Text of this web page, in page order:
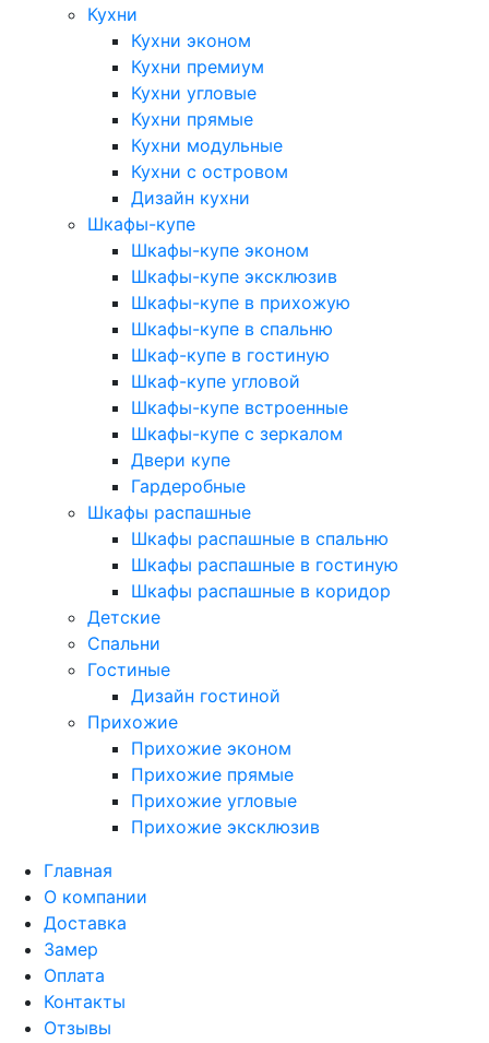
Кухни
Кухни эконом
Кухни премиум
Кухни угловые
Кухни прямые
Кухни модульные
Кухни с островом
Дизайн кухни
Шкафы-купе
Шкафы-купе эконом
Шкафы-купе эксклюзив
Шкафы-купе в прихожую
Шкафы-купе в спальню
Шкаф-купе в гостиную
Шкаф-купе угловой
Шкафы-купе встроенные
Шкафы-купе с зеркалом
Двери купе
Гардеробные
Шкафы распашные
Шкафы распашные в спальню
Шкафы распашные в гостиную
Шкафы распашные в коридор
Детские
Спальни
Гостиные
Дизайн гостиной
Прихожие
Прихожие эконом
Прихожие прямые
Прихожие угловые
Прихожие эксклюзив
Главная
О компании
Доставка
Замер
Оплата
Контакты
Отзывы